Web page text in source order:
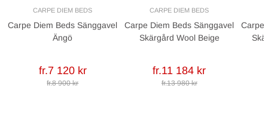
CARPE DIEM BEDS
Carpe Diem Beds Sänggavel
Ängö
fr.7 120 kr
fr.8 900 kr
CARPE DIEM BEDS
Carpe Diem Beds Sänggavel
Skärgård Wool Beige
fr.11 184 kr
fr.13 980 kr
Carpe